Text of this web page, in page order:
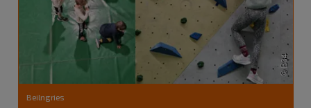
Beilngries